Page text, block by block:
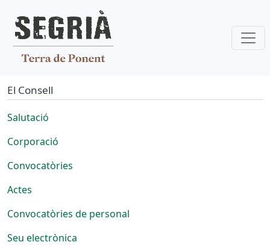
El Consell
Salutació
Corporació
Convocatòries
Actes
Convocatòries de personal
Seu electrònica